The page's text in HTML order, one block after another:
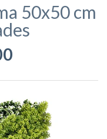
50x50 cm